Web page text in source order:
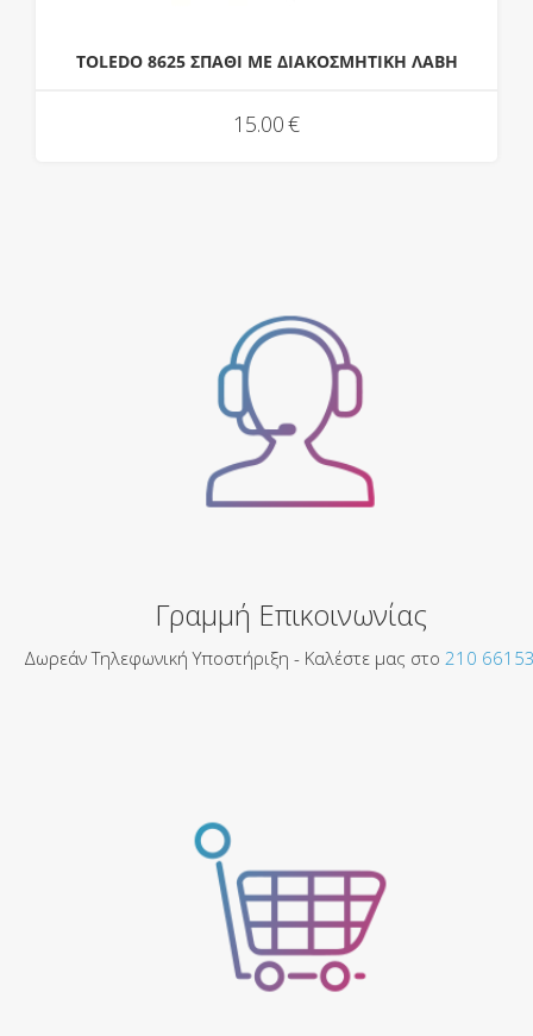
TOLEDO 8625 ΣΠΑΘΙ ΜΕ ΔΙΑΚΟΣΜΗΤΙΚΗ ΛΑΒΗ
15.00€
Γραμμή Επικοινωνίας
Δωρεάν Τηλεφωνική Υποστήριξη - Καλέστε μας στο 210